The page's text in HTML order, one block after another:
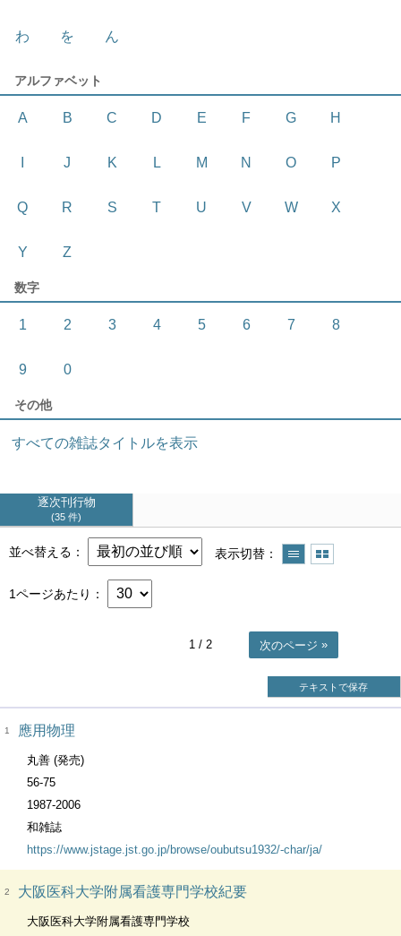
わ を ん
アルファベット
A B C D E F G H
J K L M N O P
Q R S T U V W X
Y Z
数字
1 2 3 4 5 6 7 8
9 0
その他
すべての雑誌タイトルを表示
逐次刊行物
35 件
並べ替える 表示切替
1ページあたり
1 / 2 次のページ
テキストで保存
1 應用物理
丸善 (発売)
56-75
1987-2006
和雑誌
https://www.jstage.jst.go.jp/browse/oubutsu1932/-char/ja/
2 大阪医科大学附属看護専門学校紀要
大阪医科大学附属看護専門学校